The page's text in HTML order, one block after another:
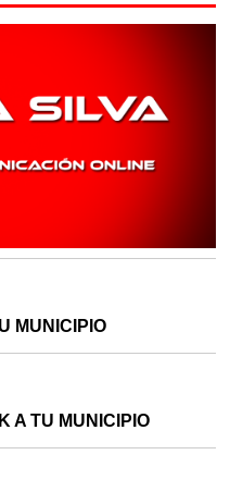
MUNICIPIO
A TU MUNICIPIO